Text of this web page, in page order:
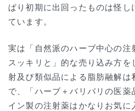
ぱり初期に出回ったものは怪し
ています。
実は「自然派のハーブ中心の注
スッキリと」的な売り込み方を
射及び類似品による脂肪融解
で、「ハーブ＋バリバリの医
イン製の注射薬はかなりお気に